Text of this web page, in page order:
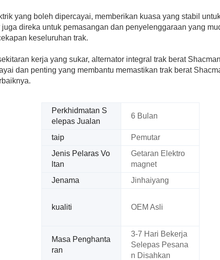
yang boleh dipercayai, memberikan kuasa yang stabil
direka untuk pemasangan dan penyelenggaraan yang
keseluruhan trak.
kerja yang sukar, alternator integral trak berat Shacman
dan penting yang membantu memastikan trak berat
Perkhidmatan S
elepas Jualan
6 Bulan
taip Pemutar
Jenis Pelaras Vo
ltan
Getaran Elektro
magnet
Jenama Jinhaiyang
kualiti OEM Asli
Masa Penghanta
ran
3-7 Hari Bekerja
Selepas Pesana
n Disahkan